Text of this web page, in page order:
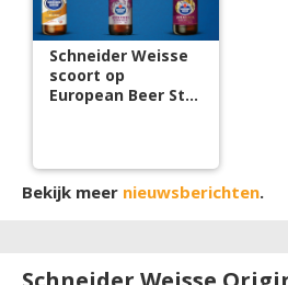
Schneider Weisse
scoort op
European Beer Star
Bekijk meer nieuwsberichten.